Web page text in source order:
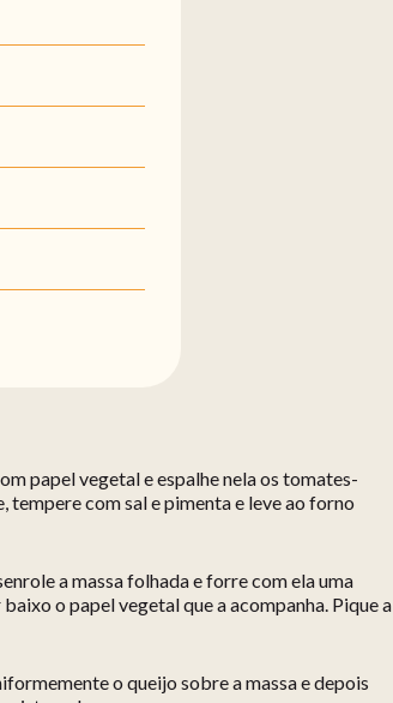
papel vegetal e espalhe nela os tomates-
tempere com sal e pimenta e leve ao forno
a massa folhada e forre com ela uma
o papel vegetal que a acompanha. Pique a
o queijo sobre a massa e depois